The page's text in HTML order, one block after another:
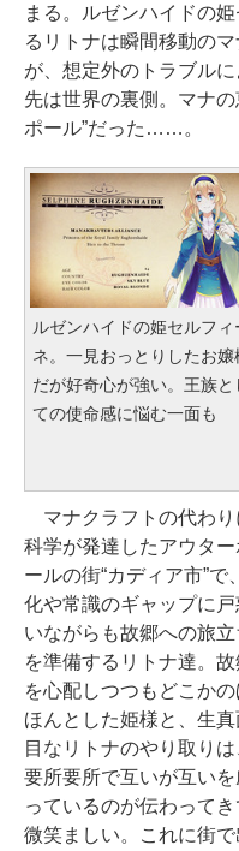
￥
Z
￥
￥
￥
イ
ラ
￥
まる。ルゼンハイドの
るリトナは瞬間移動の
が、想定外のトラブル
先は世界の裏側。マナ
ポール”だった……。
ルゼンハイドの姫セルフィ
ネ。一見おっとりしたお嬢
だが好奇心が強い。王族と
ての使命感に悩む一面も
マナクラフトの代わり
科学が発達したアウター
ールの街“カディア市”で
化や常識のギャップに戸
いながらも故郷への旅立
を準備するリトナ達。故
を心配しつつもどこかの
ほんとした姫様と、生真
目なリトナのやり取りは
要所要所で互いが互いを
っているのが伝わってき
微笑ましい。これに街で